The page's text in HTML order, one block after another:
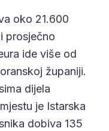
oko 21.600
prosječno
ide više od
županiji.
dijela
je Istarska
dobiva 135